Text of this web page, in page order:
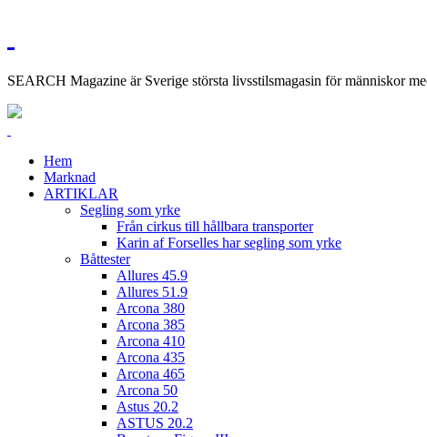
SEARCH Magazine är Sverige största livsstilsmagasin för människor
Hem
Marknad
ARTIKLAR
Segling som yrke
Från cirkus till hållbara transporter
Karin af Forselles har segling som yrke
Båttester
Allures 45.9
Allures 51.9
Arcona 380
Arcona 385
Arcona 410
Arcona 435
Arcona 465
Arcona 50
Astus 20.2
ASTUS 20.2